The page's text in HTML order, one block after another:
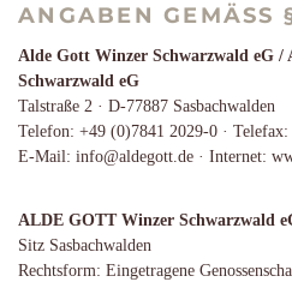
ANGABEN GEMÄSS
Alde Gott Winzer Schwarzwald eG /
Schwarzwald eG
Talstraße 2 · D-77887 Sasbachwalden
Telefon: +49 (0)7841 2029-0 ·
E-Mail: info@aldegott.de · Internet:
ALDE GOTT Winzer Schwarzwald
Sitz Sasbachwalden
Rechtsform: Eingetragene